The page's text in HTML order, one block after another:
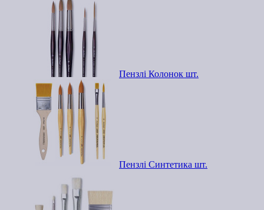
Пензлі Колонок шт.
Пензлі Синтетика шт.